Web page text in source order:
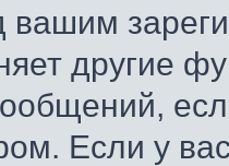
вашим
другие
Если у